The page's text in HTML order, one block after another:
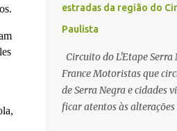
estradas da região do
Paulista
Circuito do L'Etape Serra
France Motoristas que
de Serra Negra e cidades
ficar atentos às